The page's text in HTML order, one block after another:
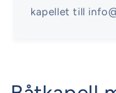
kapellet till